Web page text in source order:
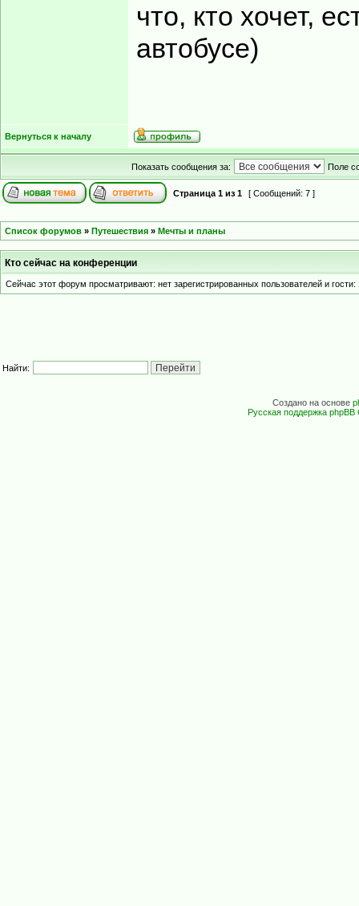
что, кто хочет,
автобусе)
Вернуться к началу
Показать сообщения за: Поле
Страница 1 из 1 [ Сообщений: 7 ]
Список форумов » Путешествия » Мечты и планы
Кто сейчас на конференции
Сейчас этот форум просматривают: нет зарегистрированных пользователей и гости:
Найти:
Создано на основе
Русская поддержка phpBB